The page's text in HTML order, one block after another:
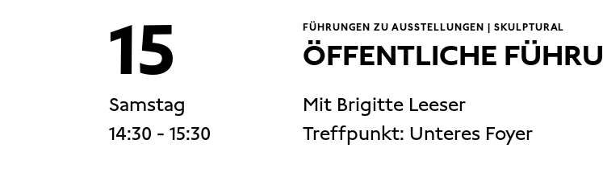
15
Samstag
14:30 - 15:30
FÜHRUNGEN ZU AUSSTELLUNGEN | SKULPTURAL
ÖFFENTLICHE
Mit Brigitte Leeser
Treffpunkt: Unteres Foyer